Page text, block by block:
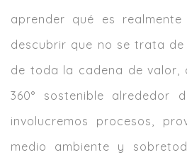
aprender qué es
descubrir que no se trata
de toda la cadena de valor,
360° sostenible alrededor
involucremos procesos,
medio ambiente y